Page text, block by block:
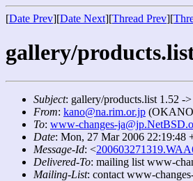
[Date Prev][Date Next][Thread Prev][
gallery/
Subject: gallery/products.list 1.52 -
From: kano@na.rim.or.jp
To: www-changes-
Date: Mon, 27 Mar 2006 22:19:48
Message-Id: <
Delivered-To: mailing list www-
Mailing-List: contact www-